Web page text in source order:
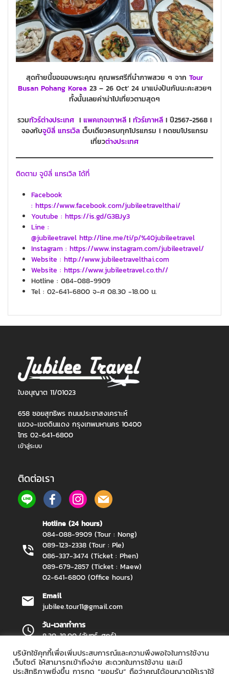
สุดท้ายนี้ขอขอบพระคุณ คุณพรศรีที่นำภาพสวย ๆ จาก Tour
Busan Pohang Korea 23 – 26 Oct’ 24 มาแบ่งปันกันนะคะสวยๆ
ทั้งนั้นเลยค่าน่าไปเที่ยวตามสุดๆ
รวมทัวร์ต่างประเทศ I แพคเกจเกาหลี I ทัวร์เกาหลี I ปี2567-2568 I
จองกับจูบิลี่ แทรเวิลเว็บเดียวครบทุกโปรแกรม I กดชมโปรแกรม
เที่ยวต่างประเทศ
ติดตาม จูบิลี่ แทรเวิล ได้ที่
Facebook
: https://www.facebook.com/jubileetravelthai/
Youtube : https://is.gd/G3BJy3
Line :
@jubileetravel http://line.me/ti/p/%40jubileetravel
Instagram : https://www.instagram.com/jubileetravel/
Website : http://www.jubileetravelthai.com
Website : https://www.jubileetravel.co.th//
Hotline : 084-088-9909
Tel : 02-641-6800 จ-ศ 08.30 -18.00 น.
ใบอนุญาต 11/01023
658 ซอยสุทธิพร ถนนประชาสงเคราะห์
แขวง-เขตดินแดง กรุงเทพมหานคร 10400
โทร 02-641-6800
เข้าสู่ระบบ
ติดต่อเรา
Hotline (24 hours)
084-088-9909 (Tour : Nong)
089-123-2338 (Tour : Ple)
086-337-3474 (Ticket : Phen)
089-679-2857 (Ticket : Maew)
02-641-6800 (Office hours)
Email
jubilee.tour11@gmail.com
วัน-เวลาทำการ
8.30-18.00 (จันทร์-ศุกร์)
บริษัทใช้คุกกี้เพื่อเพิ่มประสบการณ์และความพึงพอใจในการใช้งาน
เว็บไซต์ ให้สามารถเข้าถึงง่าย สะดวกในการใช้งาน และมี
ประสิทธิภาพยิ่งขึ้น การกด “ยอมรับ” ถือว่าคุณได้อนุญาตให้เราใช้